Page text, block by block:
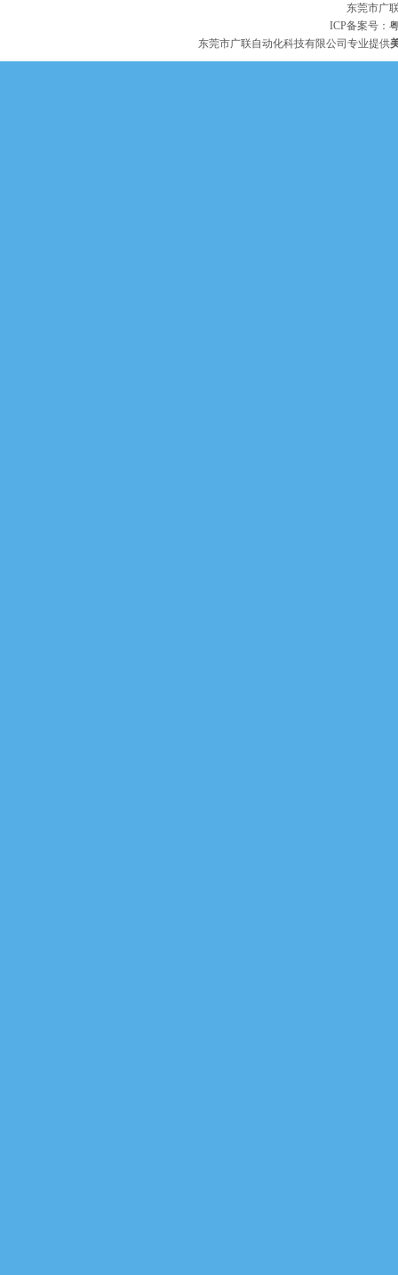
东莞市广
ICP备案号：
东莞市广联自动化科技有限公司专业提供